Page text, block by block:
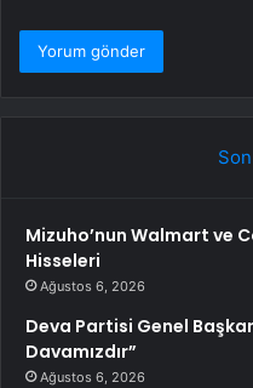
Mizuho’nun Walmart ve
Hisseleri
Ağustos 6, 2026
Deva Partisi Genel
Davamızdır”
Ağustos 6, 2026